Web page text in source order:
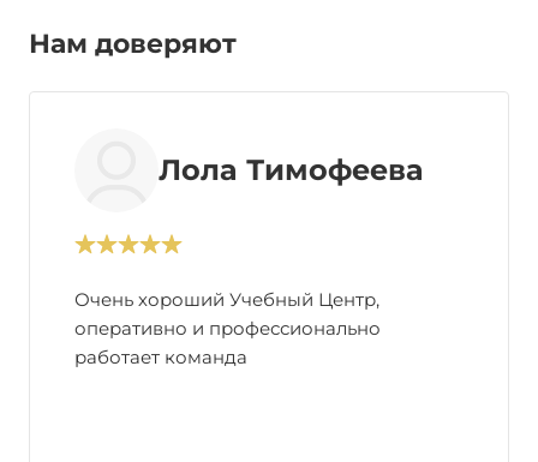
Нам доверяют
Лола Тимофеева
Очень хороший Учебный Центр,
оперативно и профессионально
работает команда